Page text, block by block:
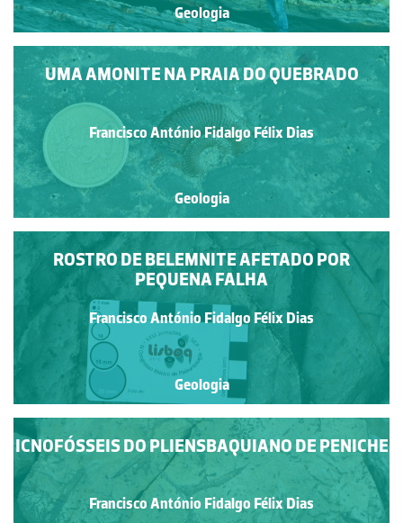
Geologia
UMA AMONITE NA PRAIA DO QUEBRADO
Francisco António Fidalgo Félix Dias
Geologia
ROSTRO DE BELEMNITE AFETADO POR
PEQUENA FALHA
Francisco António Fidalgo Félix Dias
Geologia
ICNOFÓSSEIS DO PLIENSBAQUIANO DE PENICHE
Francisco António Fidalgo Félix Dias